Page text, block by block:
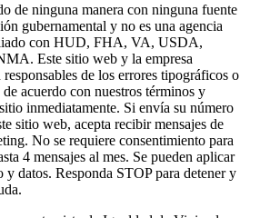
de ninguna manera con ninguna fuente
gubernamental y no es una agencia
con HUD, FHA, VA, USDA,
Este sitio web y la empresa
de los errores tipográficos o
acuerdo con nuestros términos y
inmediatamente. Si envía su número
sitio web, acepta recibir mensajes de
No se requiere consentimiento para
4 mensajes al mes. Se pueden aplicar
y datos. Responda STOP para detener y